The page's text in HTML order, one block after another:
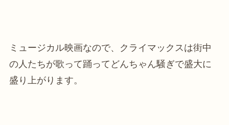
ミュージカル映画なので、クライマックスは街中
の人たちが歌って踊ってどんちゃん騒ぎで盛大に
盛り上がります。